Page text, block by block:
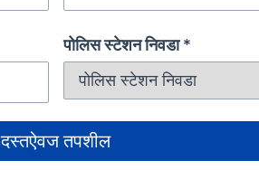
पोलिस स्टेशन निवडा*
दस्तऐवज तपशील